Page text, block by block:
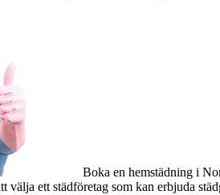
Boka en hemstädning i
välja ett städföretag som kan erbjuda